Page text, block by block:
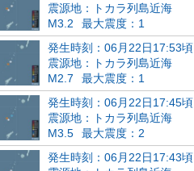
震源地：トカラ列島近海
M3.2
最大震度：1
発生時刻：06月22日17:53頃
震源地：トカラ列島近海
M2.7
最大震度：1
発生時刻：06月22日17:45頃
震源地：トカラ列島近海
M3.5
最大震度：2
発生時刻：06月22日17:43頃